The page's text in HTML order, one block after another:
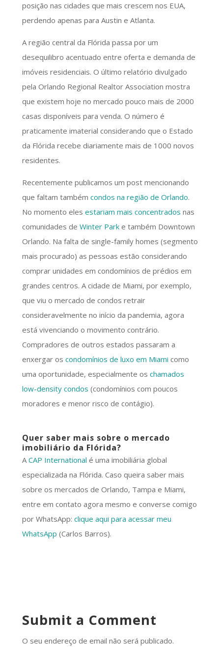
posição nas cidades que mais crescem nos EUA,
perdendo apenas para Austin e Atlanta.
A região central da Flórida passa por um
desequilibro acentuado entre oferta e demanda de
imóveis residenciais. O último relatório divulgado
pela Orlando Regional Realtor Association mostra
que existem hoje no mercado pouco mais de 2000
casas disponíveis para venda. O número é
praticamente imaterial considerando que o Estado
da Flórida recebe diariamente mais de 1000 novos
residentes.
Recentemente publicamos um post mencionando
que faltam também condos na região de Orlando.
No momento eles estariam mais concentrados nas
comunidades de Winter Parke também Downtown
Orlando. Na falta de single-family homes (segmento
mais procurado) as pessoas estão considerando
comprar unidades em condomínios de prédios em
grandes centros. A cidade de Miami, por exemplo,
que viu o mercado de condos retrair
consideravelmente no início da pandemia, agora
está vivenciando o movimento contrário.
Compradores de outros estados passaram a
enxergar os condomínios de luxo em Miami como
uma oportunidade, especialmente os chamados
low-density condos (condomínios com poucos
moradores e menor risco de contágio).
Quer saber mais sobre o mercado
imobiliário da Flórida?
ACAP International é uma imobiliária global
especializada na Flórida. Caso queira saber mais
sobre os mercados de Orlando, Tampa e Miami,
entre em contato agora mesmo e converse comigo
por WhatsApp: clique aqui para acessar meu
WhatsApp (Carlos Barros).
Submit a Comment
O seu endereço de email não será publicado.